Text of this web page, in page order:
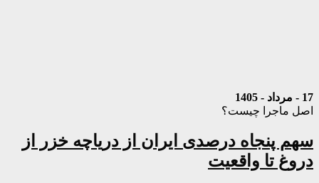
17 - مرداد - 1405
اصل ماجرا چیست؟
سهم پنجاه درصدی ایران از دریاچه خزر از
دروغ تا واقعیت